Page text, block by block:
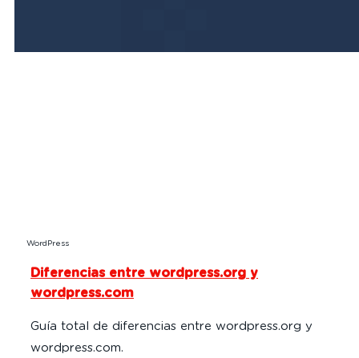
WordPress
Diferencias entre wordpress.org y
wordpress.com
Guía total de diferencias entre wordpress.org y
wordpress.com.